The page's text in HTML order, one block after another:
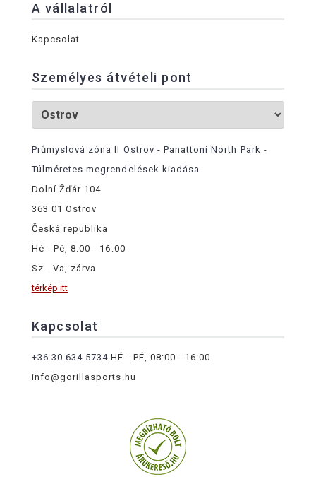
A vállalatról
Kapcsolat
Személyes átvételi pont
Průmyslová zóna II Ostrov - Panattoni North Park -
Túlméretes megrendelések kiadása
Dolní Žďár 104
363 01 Ostrov
Česká republika
Hé - Pé, 8:00 - 16:00
Sz - Va, zárva
térkép itt
Kapcsolat
+36 30 634 5734 HÉ - PÉ, 08:00 - 16:00
info@gorillasports.hu